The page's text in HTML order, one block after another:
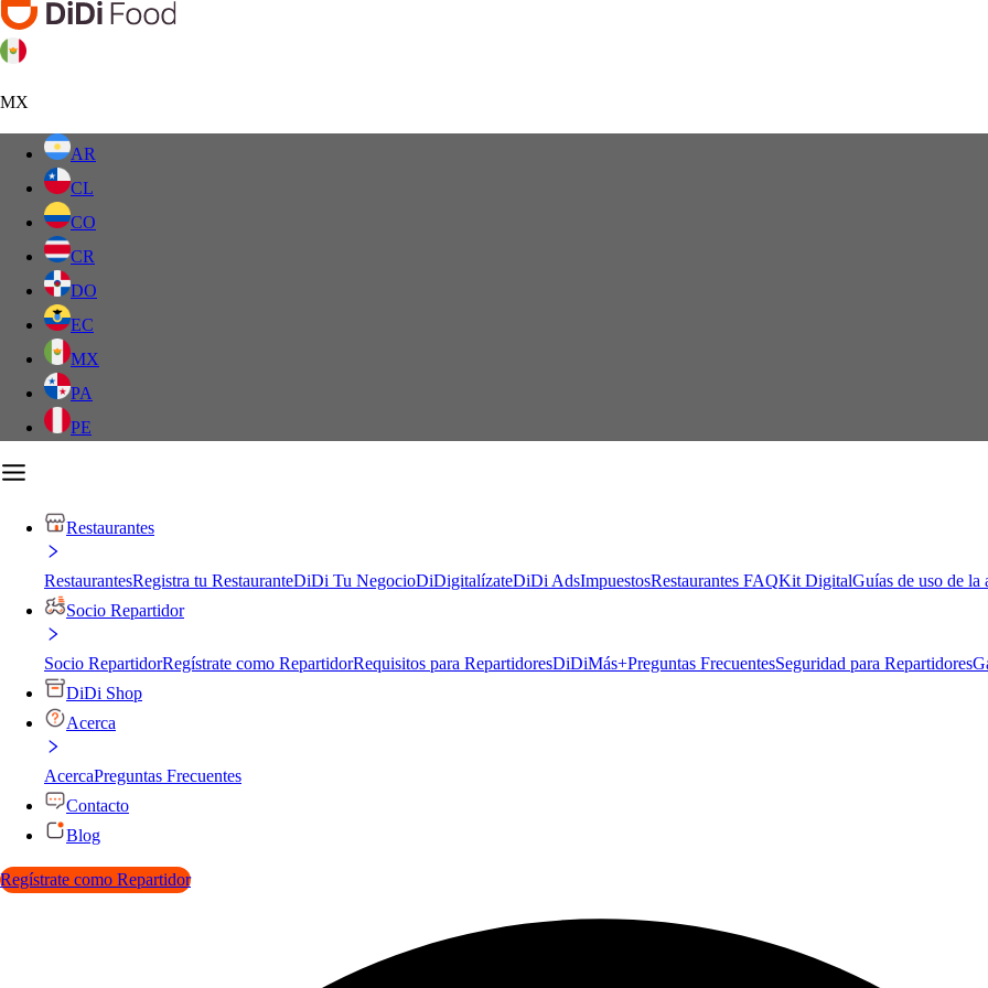
MX
AR
CL
CO
CR
DO
EC
MX
PA
PE
Restaurantes
RestaurantesRegistra tu RestauranteDiDi Tu NegocioDiDigitalízateDiDi AdsImpuestosRestaurantes FAQKit DigitalGuías de uso de la
Socio Repartidor
Socio RepartidorRegístrate como RepartidorRequisitos para RepartidoresDiDiMás+Preguntas FrecuentesSeguridad para Repartidores
DiDi Shop
Acerca
AcercaPreguntas Frecuentes
Contacto
Blog
Regístrate como Repartidor